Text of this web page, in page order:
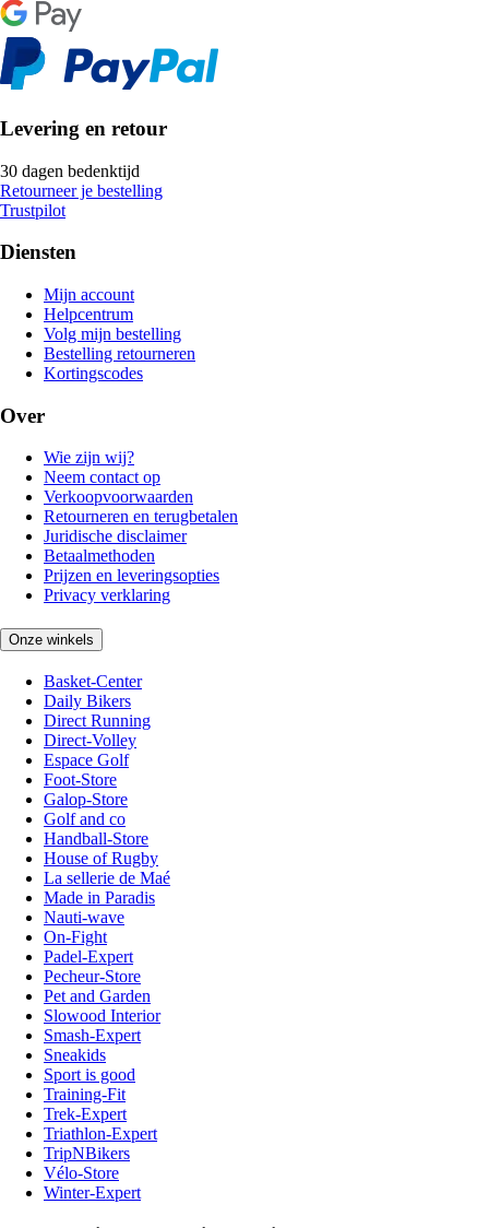
Levering en retour
30 dagen bedenktijd
Retourneer je bestelling
Trustpilot
Diensten
Mijn account
Helpcentrum
Volg mijn bestelling
Bestelling retourneren
Kortingscodes
Over
Wie zijn wij?
Neem contact op
Verkoopvoorwaarden
Retourneren en terugbetalen
Juridische disclaimer
Betaalmethoden
Prijzen en leveringsopties
Privacy verklaring
Onze winkels
Basket-Center
Daily Bikers
Direct Running
Direct-Volley
Espace Golf
Foot-Store
Galop-Store
Golf and co
Handball-Store
House of Rugby
La sellerie de Maé
Made in Paradis
Nauti-wave
On-Fight
Padel-Expert
Pecheur-Store
Pet and Garden
Slowood Interior
Smash-Expert
Sneakids
Sport is good
Training-Fit
Trek-Expert
Triathlon-Expert
TripNBikers
Vélo-Store
Winter-Expert